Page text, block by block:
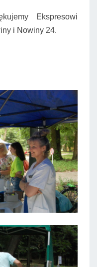
Ekspresowi
i Nowiny 24.